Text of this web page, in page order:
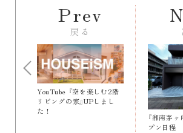
Prev
戻る
YouTube 『空を楽しむ2階
リビングの家』UPしまし
た！
『湘南茅
プン日程